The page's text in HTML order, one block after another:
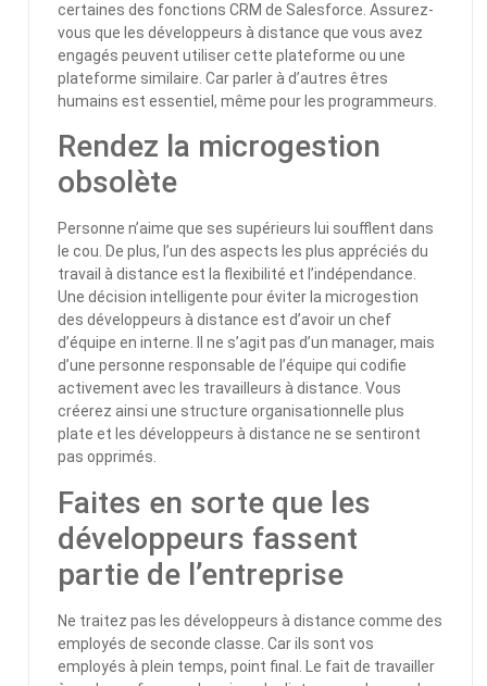
certaines des fonctions CRM de Salesforce. Assurez-
vous que les développeurs à distance que vous avez
engagés peuvent utiliser cette plateforme ou une
plateforme similaire. Car parler à d’autres êtres
humains est essentiel, même pour les programmeurs.
Rendez la microgestion
obsolète
Personne n’aime que ses supérieurs lui soufflent dans
le cou. De plus, l’un des aspects les plus appréciés du
travail à distance est la flexibilité et l’indépendance.
Une décision intelligente pour éviter la microgestion
des développeurs à distance est d’avoir un chef
d’équipe en interne. Il ne s’agit pas d’un manager, mais
d’une personne responsable de l’équipe qui codifie
activement avec les travailleurs à distance. Vous
créerez ainsi une structure organisationnelle plus
plate et les développeurs à distance ne se sentiront
pas opprimés.
Faites en sorte que les
développeurs fassent
partie de l’entreprise
Ne traitez pas les développeurs à distance comme des
employés de seconde classe. Car ils sont vos
employés à plein temps, point final. Le fait de travailler